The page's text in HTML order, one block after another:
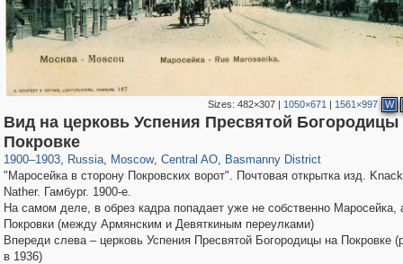
Sizes:482×307 | 1050×671 | 1561×997 W
Вид на церковь Успения Пресвятой Богородицы
Покровке
1900–1903, Russia, Moscow
319,878
, Central AO, Basmanny District
"Маросейка в сторону Покровских ворот". Почтовая открытка изд.
Nather. Гамбург. 1900-е.
На самом деле, в обрез кадра попадает уже не собственно Маросейка,
Покровки (между Армянским и Девяткиным переулками)
Впереди слева – церковь Успения Пресвятой Богородицы на Покровке
в 1936)